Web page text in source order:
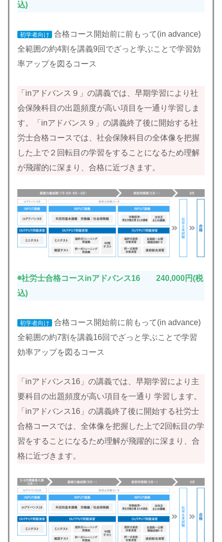
込)
初学者向け
合格コース開始前に前もって(in advance)
全範囲の約4割を講義9回でざっと学ぶことで学習効
率アップを図るコース
「inアドバンス９」の講義では、早期学習により社
会保険科目の出題頻度が高い項目を一通り学習しま
す。「inアドバンス９」の講義終了後に開始する社
労士合格コースでは、社会保険科目の全体像を把握
した上で２回転目の学習をすることになるため理解
が飛躍的に深まり、合格に近づきます。
◉社労士合格コースinアドバンス16 240,000円(税
込)
初学者向け
合格コース開始前に前もって(in advance)
全範囲の約7割を講義16回でざっと学ぶことで学習
効率アップを図るコース
「inアドバンス16」の講義では、早期学習により主
要科目の出題頻度が高い項目を一通り 学習します。
「inアドバンス16」の講義終了後に開始する社労士
合格コースでは、全体像を把握した上で2回転目の学
習をすることになるため理解が飛躍的に深まり、合
格に近づきます。